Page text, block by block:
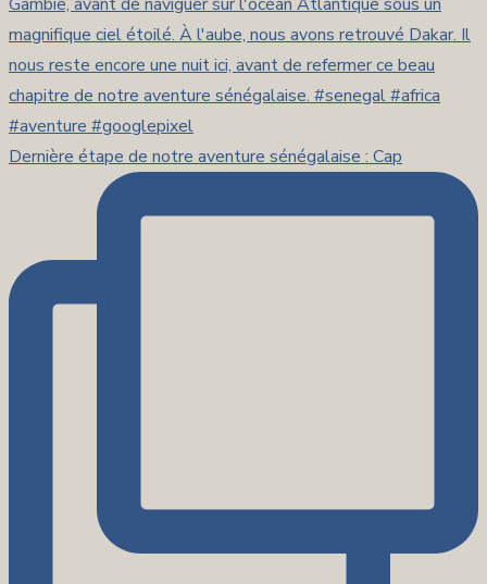
Dernière étape de notre aventure sénégalaise : Cap